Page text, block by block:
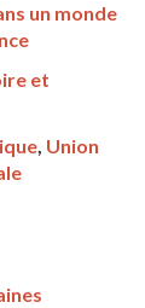
un monde
et
, Union